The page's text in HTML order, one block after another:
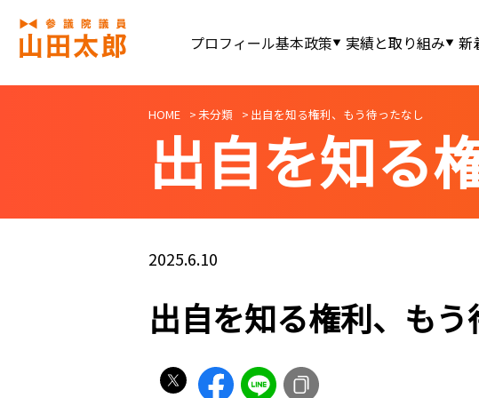
プロフィール基本政策 実績と取り組み 新
HOME 未分類 出自を知る権利、もう待ったなし
出自を知る
2025.6.10
出自を知る権利、も